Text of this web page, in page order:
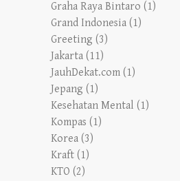
Graha Raya Bintaro (1)
Grand Indonesia (1)
Greeting (3)
Jakarta (11)
JauhDekat.com (1)
Jepang (1)
Kesehatan Mental (1)
Kompas (1)
Korea (3)
Kraft (1)
KTO (2)